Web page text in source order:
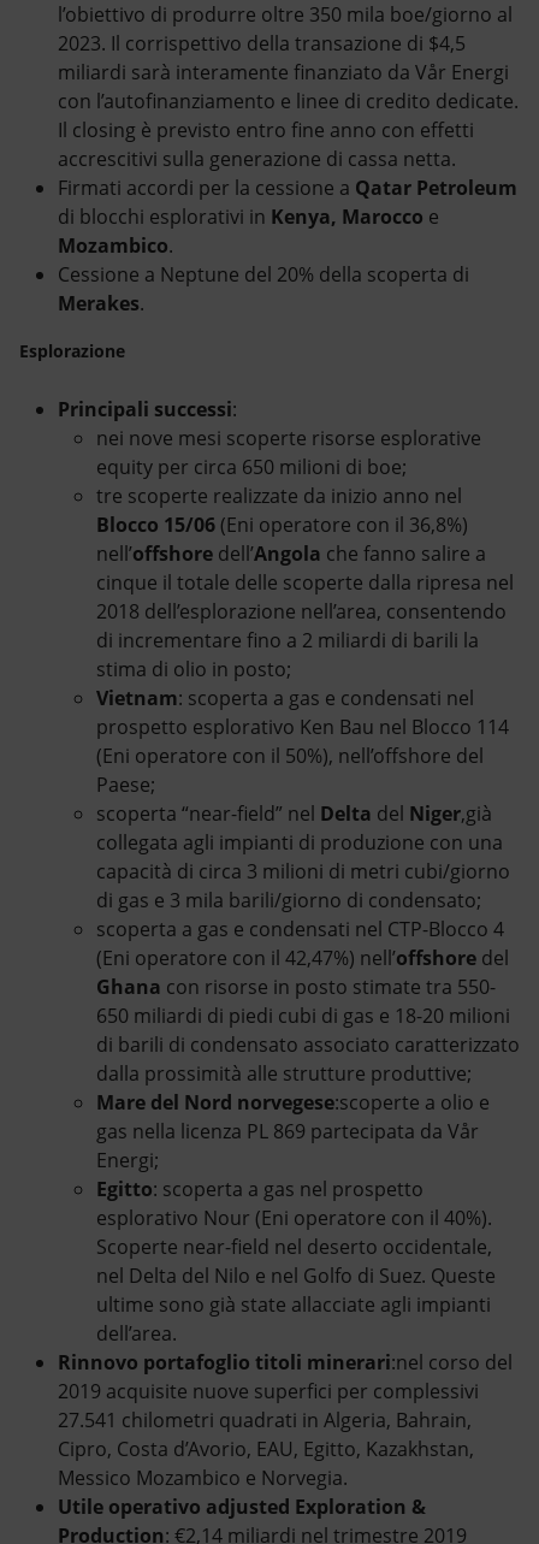
l’obiettivo di produrre oltre 350 mila boe/giorno al
2023. Il corrispettivo della transazione di $4,5
miliardi sarà interamente finanziato da Vår Energi
con l’autofinanziamento e linee di credito dedicate.
Il closing è previsto entro fine anno con effetti
accrescitivi sulla generazione di cassa netta.
Firmati accordi per la cessione a Qatar Petroleum
di blocchi esplorativi in Kenya, Marocco e
Mozambico.
Cessione a Neptune del 20% della scoperta di
Merakes.
Esplorazione
Principali successi:
nei nove mesi scoperte risorse esplorative
equity per circa 650 milioni di boe;
tre scoperte realizzate da inizio anno nel
Blocco 15/06 (Eni operatore con il 36,8%)
nell’offshore dell’Angola che fanno salire a
cinque il totale delle scoperte dalla ripresa nel
2018 dell’esplorazione nell’area, consentendo
di incrementare fino a 2 miliardi di barili la
stima di olio in posto;
Vietnam: scoperta a gas e condensati nel
prospetto esplorativo Ken Bau nel Blocco 114
(Eni operatore con il 50%), nell’offshore del
Paese;
scoperta “near-field” nel Delta del Niger,già
collegata agli impianti di produzione con una
capacità di circa 3 milioni di metri cubi/giorno
di gas e 3 mila barili/giorno di condensato;
scoperta a gas e condensati nel CTP-Blocco 4
(Eni operatore con il 42,47%) nell’offshore del
Ghana con risorse in posto stimate tra 550-
650 miliardi di piedi cubi di gas e 18-20 milioni
di barili di condensato associato caratterizzato
dalla prossimità alle strutture produttive;
Mare del Nord norvegese:scoperte a olio e
gas nella licenza PL 869 partecipata da Vår
Energi;
Egitto: scoperta a gas nel prospetto
esplorativo Nour (Eni operatore con il 40%).
Scoperte near-field nel deserto occidentale,
nel Delta del Nilo e nel Golfo di Suez. Queste
ultime sono già state allacciate agli impianti
dell’area.
Rinnovo portafoglio titoli minerari:nel corso del
2019 acquisite nuove superfici per complessivi
27.541 chilometri quadrati in Algeria, Bahrain,
Cipro, Costa d’Avorio, EAU, Egitto, Kazakhstan,
Messico Mozambico e Norvegia.
Utile operativo adjusted Exploration &
Production: €2,14 miliardi nel trimestre 2019